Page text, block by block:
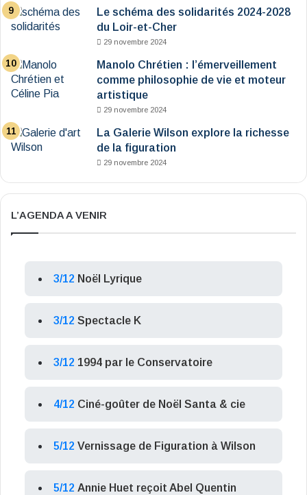
Le schéma des solidarités 2024-2028
du Loir-et-Cher
29 novembre 2024
Manolo Chrétien : l’émerveillement
comme philosophie de vie et moteur
artistique
29 novembre 2024
La Galerie Wilson explore la richesse
de la figuration
29 novembre 2024
L’AGENDA A VENIR
3/12 Noël Lyrique
3/12 Spectacle K
3/12 1994 par le Conservatoire
4/12 Ciné-goûter de Noël Santa & cie
5/12 Vernissage de Figuration à Wilson
5/12 Annie Huet reçoit Abel Quentin